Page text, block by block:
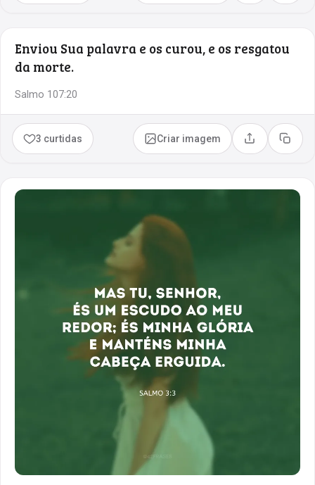
Enviou Sua palavra e os curou, e os resgatou
da morte.
Salmo 107:20
3 curtidas Criar imagem Compartilhar
Copiar